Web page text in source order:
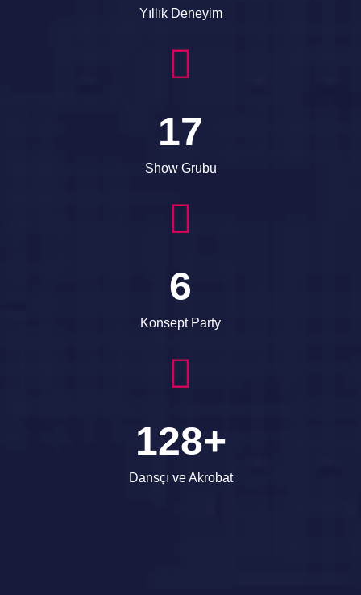
Yıllık Deneyim
17
Show Grubu
6
Konsept Party
128+
Dansçı ve Akrobat